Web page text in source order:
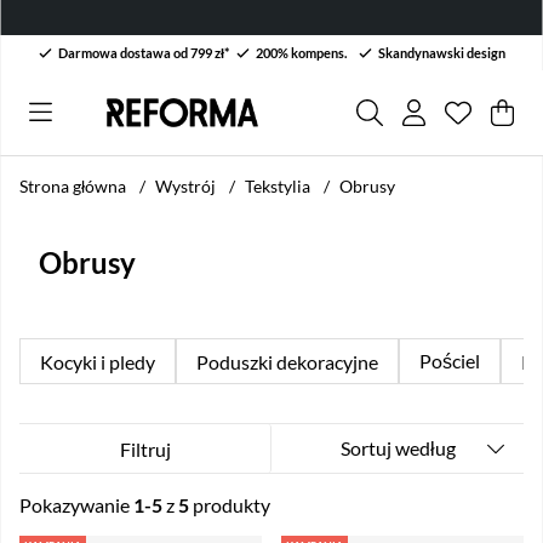
Darmowa dostawa od 799 zł* 200% kompens. Skandynawski design
Lista
Liczba w
. .
Strona główna Wystrój Tekstylia Obrusy
Obrusy
Kocyki i pledy Poduszki dekoracyjne Pościel
Filtruj Sortuj według
Pokazywanie 1-5z5 produkty